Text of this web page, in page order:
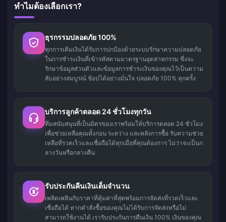
ทำไมต้องเลือกเรา?
ธุรกรรมปลอดภัย 100%
ทุกการเติมเงินได้รับการปกป้องด้วยระบบรักษาความปลอดภัย
ในการชำระเงินที่เข้ารหัสตามมาตรฐานอุตสาหกรรม ซึ่งจะ
รักษาข้อมูลส่วนตัวและข้อมูลการชำระเงินของคุณไว้เป็นความ
ลับอย่างสมบูรณ์ ช้อปได้อย่างมั่นใจ ปลอดภัย 100% ทุกครั้ง
บริการลูกค้าตลอด 24 ชั่วโมงทุกวัน
ทีมสนับสนุนที่เป็นมิตรของเราพร้อมให้บริการตลอด 24 ชั่วโมง
เพื่อช่วยเหลือคุณทั้งก่อน ระหว่าง และหลังการซื้อ รับความช่วย
เหลือที่รวดเร็วและเชื่อถือได้ทุกเมื่อที่คุณต้องการ ไม่ว่าจะเป็นก
ลางวันหรือกลางคืน
รับประกันคืนเงินเต็มจำนวน
เพลิดเพลินกับราคาที่คุ้มค่าที่สุดพร้อมการจัดส่งที่รวดเร็วและ
เชื่อถือได้ หากคำสั่งซื้อของคุณไม่ได้รับการจัดส่งหรือไม่
สามารถใช้งานได้ เรารับประกันการคืนเงิน 100% เงินของคุณ